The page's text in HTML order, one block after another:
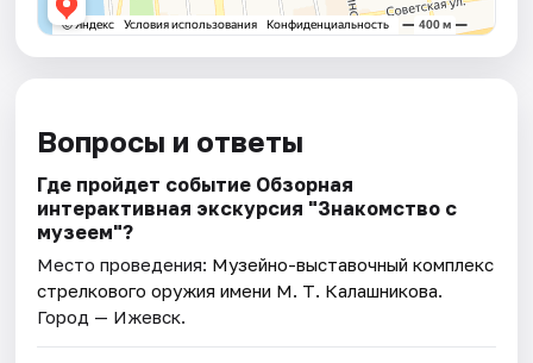
Вопросы и ответы
Где пройдет событие Обзорная
интерактивная экскурсия "Знакомство с
музеем"?
Место проведения: Музейно-выставочный комплекс
стрелкового оружия имени М. Т. Калашникова.
Город — Ижевск.